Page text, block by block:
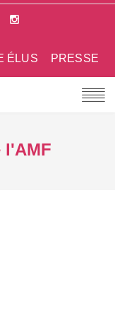
PRESSE
ÉLUS
l'AMF